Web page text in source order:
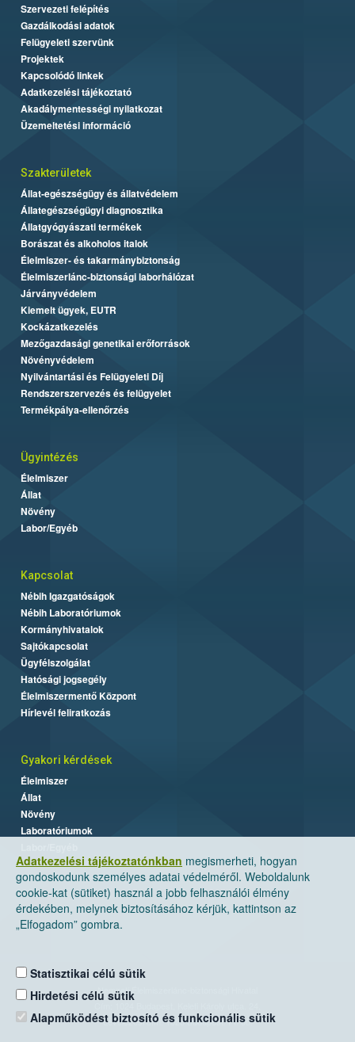
Adatkezelési tájékoztatónkban megismerheti, hogyan
gondoskodunk személyes adatai védelméről. Weboldalunk
cookie-kat (sütiket) használ a jobb felhasználói élmény
érdekében, melynek biztosításához kérjük, kattintson az
„Elfogadom” gombra.
Statisztikai célú sütik
Hirdetési célú sütik
Alapműködést biztosító és funkcionális sütik
Szervezeti felépítés
Gazdálkodási adatok
Felügyeleti szervünk
Projektek
Kapcsolódó linkek
Adatkezelési tájékoztató
Akadálymentességi nyilatkozat
Üzemeltetési információ
Szakterületek
Állat-egészségügy és állatvédelem
Állategészségügyi diagnosztika
Állatgyógyászati termékek
Borászat és alkoholos italok
Élelmiszer- és takarmánybiztonság
Élelmiszerlánc-biztonsági laborhálózat
Járványvédelem
Kiemelt ügyek, EUTR
Kockázatkezelés
Mezőgazdasági genetikai erőforrások
Növényvédelem
Nyilvántartási és Felügyeleti Díj
Rendszerszervezés és felügyelet
Termékpálya-ellenőrzés
Ügyintézés
Élelmiszer
Állat
Növény
Labor/Egyéb
Kapcsolat
Nébih Igazgatóságok
Nébih Laboratóriumok
Kormányhivatalok
Sajtókapcsolat
Ügyfélszolgálat
Hatósági jogsegély
Élelmiszermentő Központ
Hírlevél feliratkozás
Gyakori kérdések
Élelmiszer
Állat
Növény
Laboratóriumok
Nemzeti Élelmiszerlánc-biztonsági Hivatal
Levelezési cím: 1525 Budapest. Pf. 30.